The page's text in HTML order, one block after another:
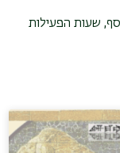
שעות הפעילות